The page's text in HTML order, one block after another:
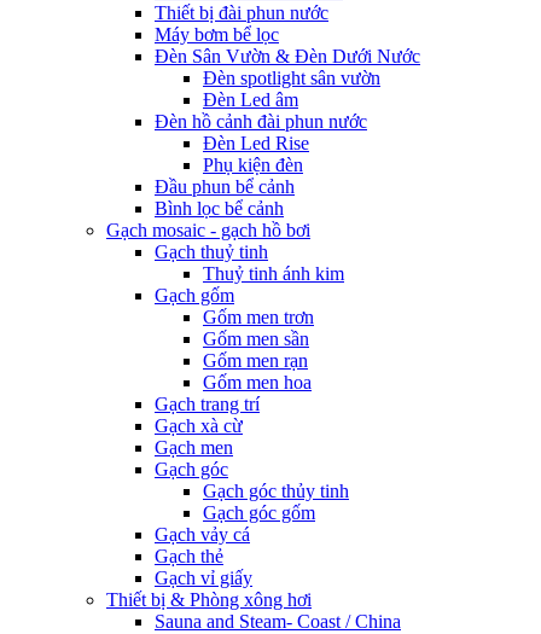
Thiết bị đài phun nước
Máy bơm bể lọc
Đèn Sân Vườn & Đèn Dưới Nước
Đèn spotlight sân vườn
Đèn Led âm
Đèn hồ cảnh đài phun nước
Đèn Led Rise
Phụ kiện đèn
Đầu phun bể cảnh
Bình lọc bể cảnh
Gạch mosaic - gạch hồ bơi
Gạch thuỷ tinh
Thuỷ tinh ánh kim
Gạch gốm
Gốm men trơn
Gốm men sần
Gốm men rạn
Gốm men hoa
Gạch trang trí
Gạch xà cừ
Gạch men
Gạch góc
Gạch góc thủy tinh
Gạch góc gốm
Gạch vảy cá
Gạch thẻ
Gạch vỉ giấy
Thiết bị & Phòng xông hơi
Sauna and Steam- Coast / China